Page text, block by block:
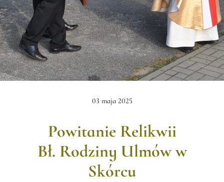
03 maja 2025
Powitanie Relikwii
Bł. Rodziny Ulmów w
Skórcu